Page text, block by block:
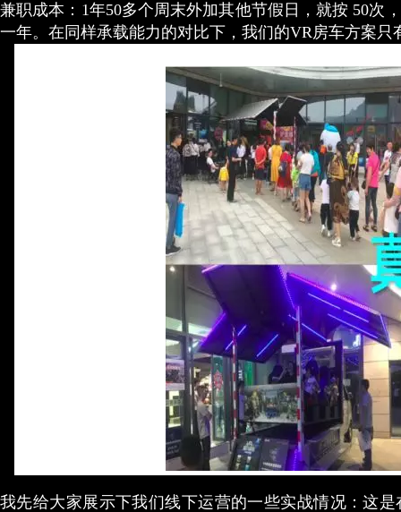
兼职成本：1年50多个周末外加其他节假日，就按 50次
一年。在同样承载能力的对比下，我们的VR房车方案只
我先给大家展示下我们线下运营的一些实战情况：这